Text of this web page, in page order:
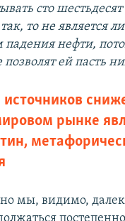
сто
так, то не является
падения нефти,
ей пасть
рынке
но мы, видимо,